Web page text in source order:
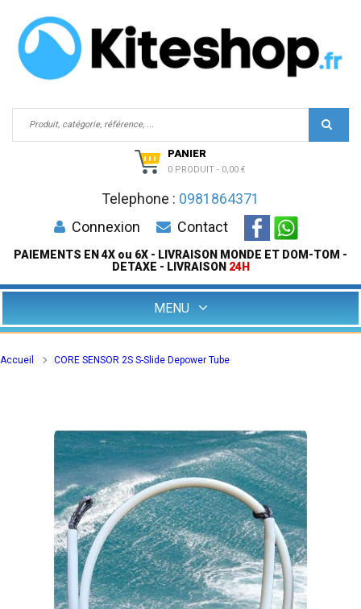
PANIER
0 PRODUIT - 0,00 €
Telephone : 0981864371
Connexion
Contact
PAIEMENTS EN 4X ou 6X - LIVRAISON MONDE ET DOM-TOM -
DETAXE - LIVRAISON 24H
MENU
Accueil CORE SENSOR 2S S-Slide Depower Tube